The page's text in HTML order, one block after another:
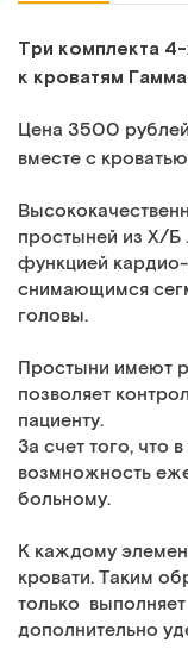
Три комплекта
к кроватям
Цена 3500
вместе с кроватью
простыней из Х/Б
функцией
снимающимся
головы.
Простыни имеют
позволяет
пациенту.
За счет того, что
возмножность
больному.
К каждому
кровати. Таким
только
дополнительно